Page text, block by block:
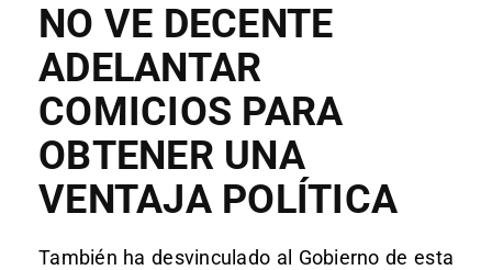
NO VE DECENTE
ADELANTAR
COMICIOS PARA
OBTENER UNA
VENTAJA POLÍTICA
También ha desvinculado al Gobierno de esta